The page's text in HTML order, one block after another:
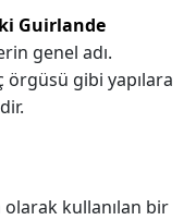
Guirlande
genel adı.
örgüsü gibi yapılara
olarak kullanılan bir